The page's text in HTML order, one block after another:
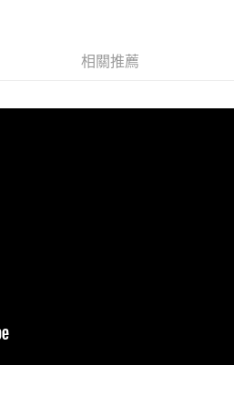
覽以下網址：
相關推薦